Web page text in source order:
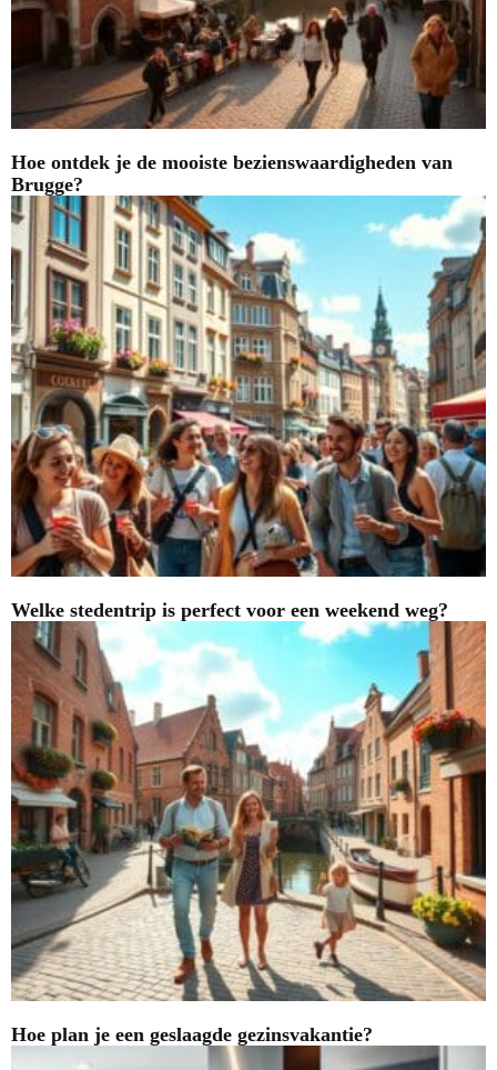
Hoe ontdek je de mooiste bezienswaardigheden van
Brugge?
Welke stedentrip is perfect voor een weekend weg?
Hoe plan je een geslaagde gezinsvakantie?